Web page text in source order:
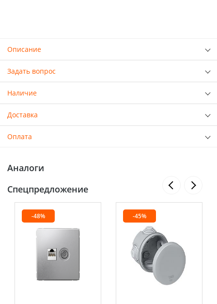
Описание
Задать вопрос
Наличие
Доставка
Оплата
Аналоги
Спецпредложение
-48% -45%